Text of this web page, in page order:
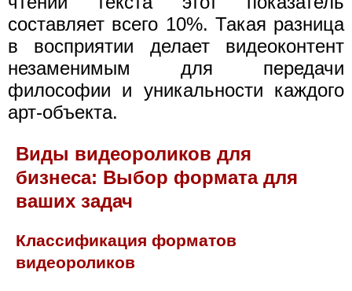
составляет всего 10%. Такая разница
в восприятии делает видеоконтент
незаменимым для передачи
философии и уникальности каждого
арт-объекта.
Виды видеороликов для
бизнеса: Выбор формата для
ваших задач
Классификация форматов
видеороликов